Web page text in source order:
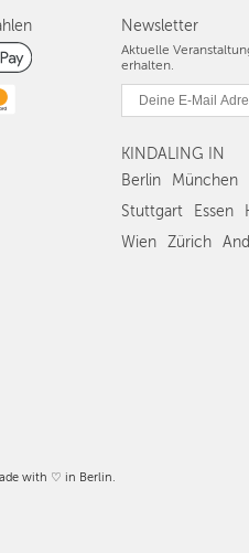
Newsletter
Aktuelle
erhalten.
KINDALING IN
Berlin
München
Stuttgart
Essen
Wien
Zürich
with ♡ in Berlin.